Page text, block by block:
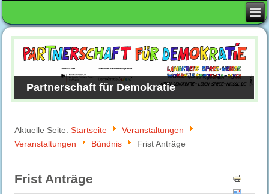
Partnerschaft für Demokratie
Aktuelle Seite:Startseite
Veranstaltungen
Veranstaltungen
Bündnis Frist Anträge
Frist Anträge